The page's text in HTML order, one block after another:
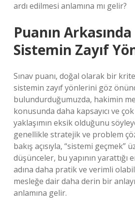
ardı edilmesi anlamına mı gelir?
Puanın
Sistemin Zayıf
Sınav puanı, doğal olarak bir
sistemin zayıf yönlerini göz
bulundurduğumuzda, hakimin
konusunda daha kapsayıcı ve
yaklaşımın eksik olduğunu
genellikle stratejik ve problem
bakış açısıyla, “sistemi geçmek”
düşünceler, bu yapının yarattığı
adına daha pratik ve verimli
mesleğe dair daha derin bir
anlamına gelir.